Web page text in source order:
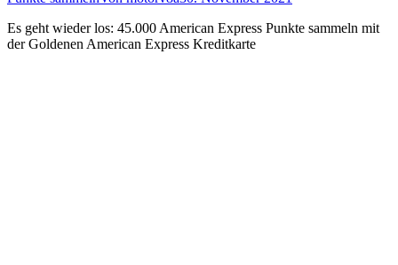
Es geht wieder los: 45.000 American Express Punkte sammeln mit
der Goldenen American Express Kreditkarte